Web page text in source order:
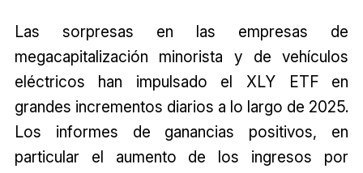
Las sorpresas en las empresas de
megacapitalización minorista y de vehículos
eléctricos han impulsado el XLY ETF en
grandes incrementos diarios a lo largo de 2025.
Los informes de ganancias positivos, en
particular el aumento de los ingresos por